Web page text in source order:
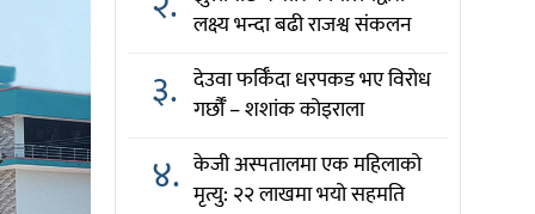
लक्ष्य भन्दा बढी राजश्व संकलन
३. देउवा फर्किँदा धरपकड भए विरोध
गर्छौँं – शशांक कोइराला
४. केजी अस्पतालमा एक महिलाको
मृत्यु: २२ लाखमा भयो सहमति